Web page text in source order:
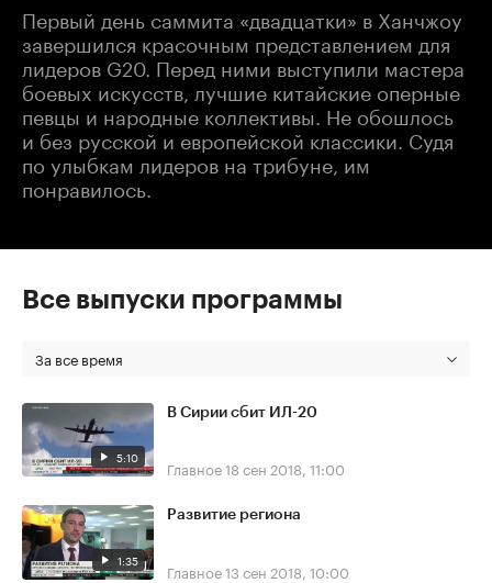
Первый день саммита «двадцатки» в Ханчжоу
завершился красочным представлением для
лидеров G20. Перед ними выступили мастера
боевых искусств, лучшие китайские оперные
певцы и народные коллективы. Не обошлось
и без русской и европейской классики. Судя
по улыбкам лидеров на трибуне, им
понравилось.
Все выпуски программы
За все время
5:10
В Сирии сбит ИЛ-20
Главное18 сен 2018, 11:00
1:35
Развитие региона
Главное13 сен 2018, 10:00